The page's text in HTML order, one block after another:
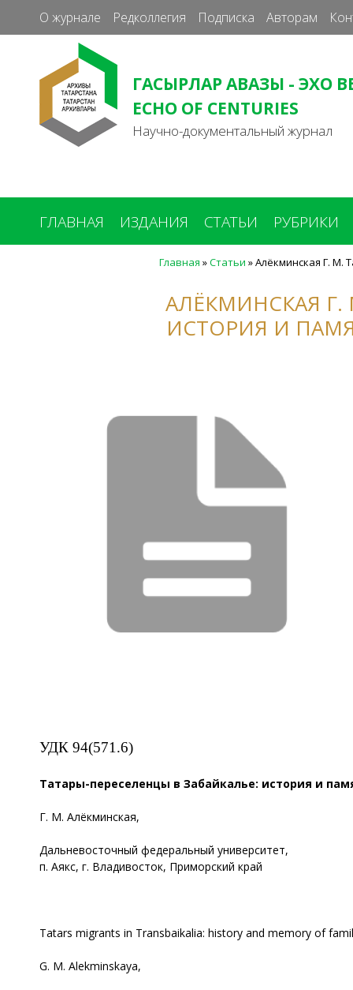
О журнале Редколлегия Подписка Авторам
ГАСЫРЛАР АВАЗЫ - ЭХО
ECHO OF CENTURIES
Научно-документальный журнал
ГЛАВНАЯ ИЗДАНИЯ СТАТЬИ РУБРИКИ
Главная »Статьи »Алёкминская Г. М.
АЛЁКМИНСКАЯ Г.
ИСТОРИЯ И
УДК 94(571.6)
Татары-переселенцы в Забайкалье: история и
Г. М. Алёкминская,
Дальневосточный федеральный университет,
п. Аякс, г. Владивосток, Приморский край
Tatars migrants in Transbaikalia: history and memory of
G. M. Alekminskaya,